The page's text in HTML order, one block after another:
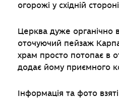
огорожі у східній
Церква дуже органічно
оточуючий пейзаж
храм просто потопає в
додає йому приємного
Інформація та фото